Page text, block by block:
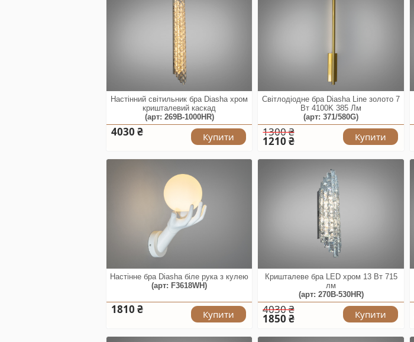
Настінний світильник бра Diasha хром
кришталевий каскад
(арт: 269B-1000HR)
4030 ₴ Купити
Світлодіодне бра Diasha Line золото 7
Вт 4100K 385 Лм
(арт: 371/580G)
1300 ₴
1210 ₴ Купити
Настінне бра Diasha біле рука з кулею
(арт: F3618WH)
1810 ₴ Купити
Кришталеве бра LED хром 13 Вт 715
лм
(арт: 270B-530HR)
4030 ₴
1850 ₴ Купити